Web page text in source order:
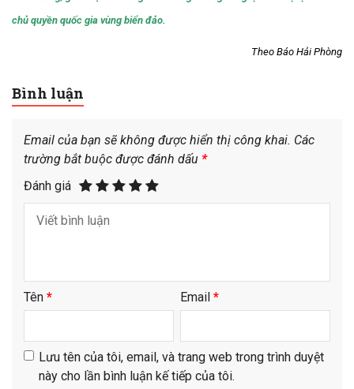
chủ quyền quốc gia vùng biển đảo.
Theo Báo Hải Phòng
Bình luận
Email của bạn sẽ không được hiển thị công khai. Các
trường bắt buộc được đánh dấu *
Đánh giá
Tên * Email *
Lưu tên của tôi, email, và trang web trong trình duyệt
này cho lần bình luận kế tiếp của tôi.